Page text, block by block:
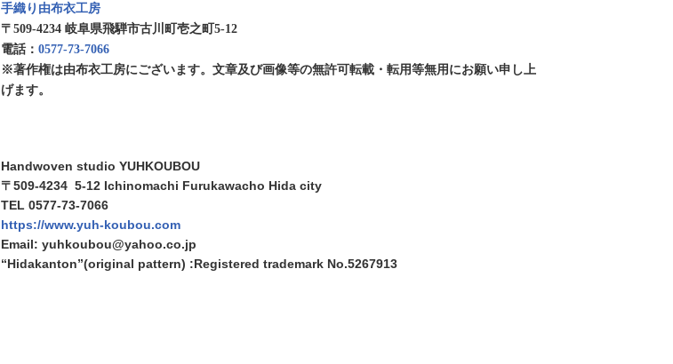
手織り由布衣工房
〒509-4234 岐阜県飛騨市古川町壱之町5-12
電話：0577-73-7066
※著作権は由布衣工房にございます。文章及び画像等の無許可転載・転用等無用にお願い申し上
げます。
Handwoven studio YUHKOUBOU
〒509-4234 5-12 Ichinomachi Furukawacho Hida city
TEL 0577-73-7066
https://www.yuh-koubou.com
Email: yuhkoubou@yahoo.co.jp
“Hidakanton”(original pattern) :Registered trademark No.5267913